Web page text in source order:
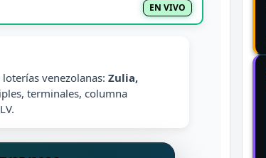
EN VIVO
venezolanas: Zulia,
terminales, columna